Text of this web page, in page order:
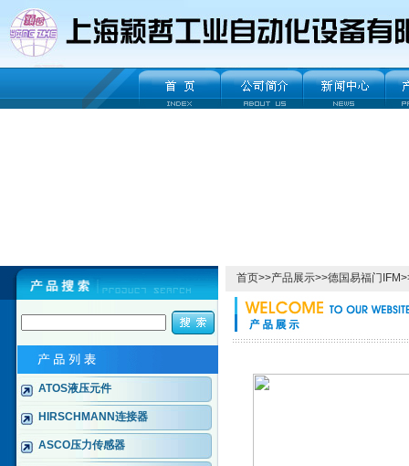
ATOS液压元件
HIRSCHMANN连接器
ASCO压力传感器
首页>>产品展示>>德国易福门IFM